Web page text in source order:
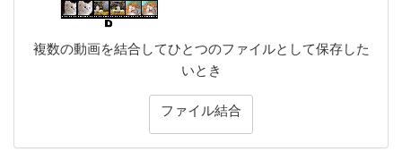
複数の動画を結合してひとつのファイルとして保存した
いとき
ファイル結合